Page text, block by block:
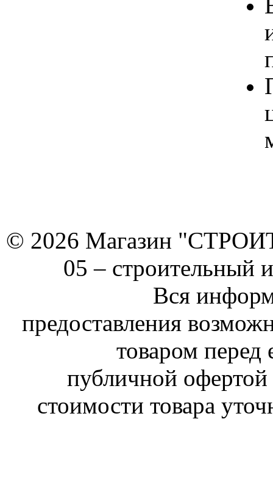
© 2026 Магазин
05 – строительный
Вся
предоставления
товаром перед
публичной
стоимости товара